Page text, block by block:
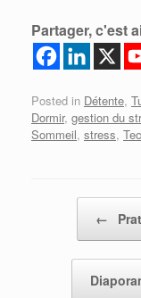
Partager, c'est
Posted in Détente,
Dormir, gestion du
Sommeil, stress,
Post navigation
←